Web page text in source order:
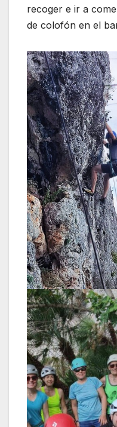
recoger e ir a
de colofón en el